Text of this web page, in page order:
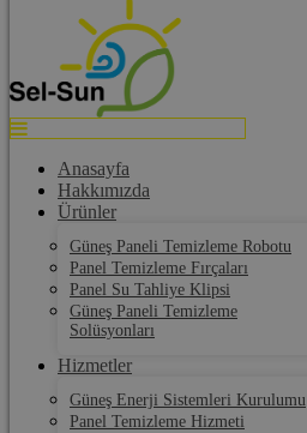
Anasayfa
Hakkımızda
Ürünler
Güneş Paneli Temizleme Robotu
Panel Temizleme Fırçaları
Panel Su Tahliye Klipsi
Güneş Paneli Temizleme
Solüsyonları
Hizmetler
Güneş Enerji Sistemleri Kurulumu
Panel Temizleme Hizmeti